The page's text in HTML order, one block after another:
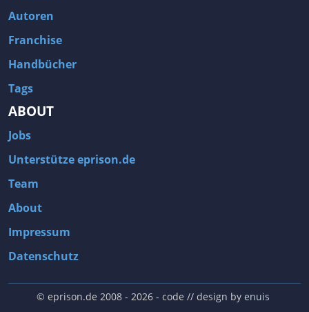
Autoren
Franchise
Handbücher
Tags
ABOUT
Jobs
Unterstütze eprison.de
Team
About
Impressum
Datenschutz
© eprison.de 2008 - 2026- code // design by enuis